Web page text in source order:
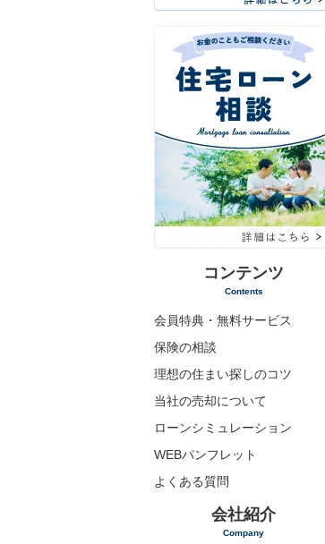
コンテンツ
Contents
会員特典・無料サービス
保険の相談
理想の住まい探しのコツ
当社の売却について
ローンシミュレーション
WEBパンフレット
よくある質問
会社紹介
Company